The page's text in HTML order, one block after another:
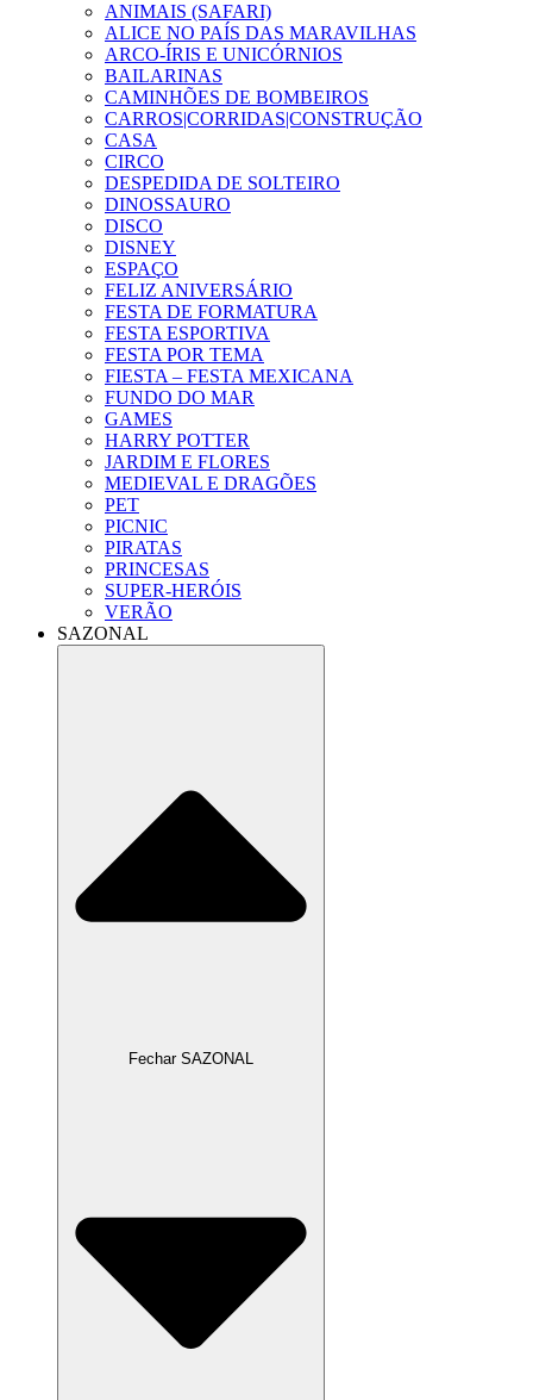
ANIMAIS (SAFARI)
ALICE NO PAÍS DAS MARAVILHAS
ARCO-ÍRIS E UNICÓRNIOS
BAILARINAS
CAMINHÕES DE BOMBEIROS
CARROS|CORRIDAS|CONSTRUÇÃO
CASA
CIRCO
DESPEDIDA DE SOLTEIRO
DINOSSAURO
DISCO
DISNEY
ESPAÇO
FELIZ ANIVERSÁRIO
FESTA DE FORMATURA
FESTA ESPORTIVA
FESTA POR TEMA
FIESTA – FESTA MEXICANA
FUNDO DO MAR
GAMES
HARRY POTTER
JARDIM E FLORES
MEDIEVAL E DRAGÕES
PET
PICNIC
PIRATAS
PRINCESAS
SUPER-HERÓIS
VERÃO
SAZONAL
Fechar SAZONAL